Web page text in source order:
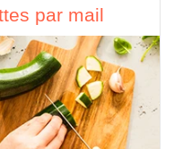
par mail